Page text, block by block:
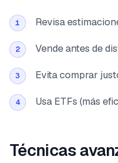
1 Revisa
2 Vende antes de
3 Evita comprar
4 Usa ETFs (más
Técnicas